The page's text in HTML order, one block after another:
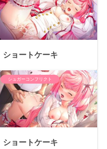
ショートケーキ
シュガーコンフリクト
ショートケーキ